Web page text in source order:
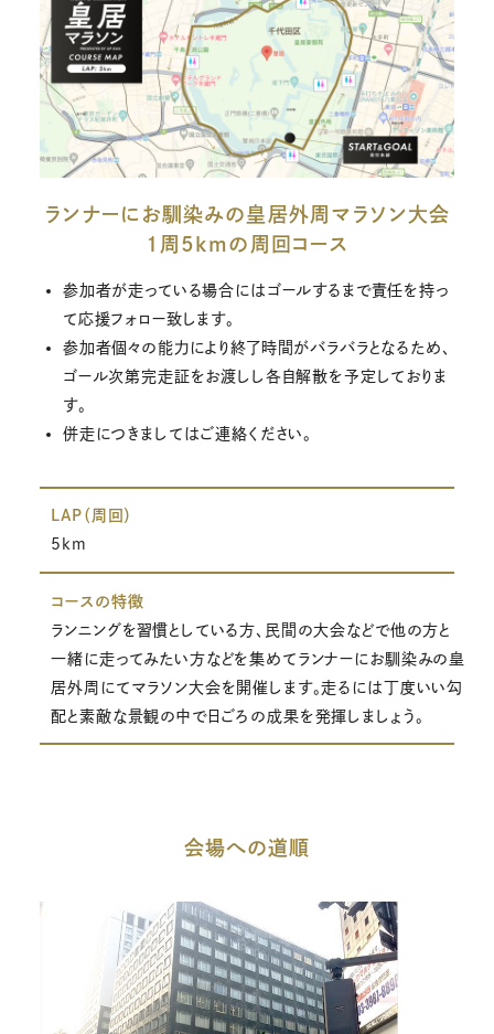
ランナーにお馴染みの皇居外周マラソン大会
1周5kmの周回コース
参加者が走っている場合にはゴールするまで責任を持っ
て応援フォロー致します。
参加者個々の能力により終了時間がバラバラとなるため、
ゴール次第完走証をお渡しし各自解散を予定しておりま
す。
併走につきましてはご連絡ください。
LAP（周回）
5km
コースの特徴
ランニングを習慣としている方、民間の大会などで他の方と
一緒に走ってみたい方などを集めてランナーにお馴染みの皇
居外周にてマラソン大会を開催します。走るには丁度いい勾
配と素敵な景観の中で日ごろの成果を発揮しましょう。
会場への道順